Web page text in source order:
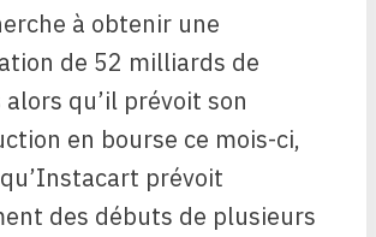
à obtenir une
de 52 milliards de
qu’il prévoit son
en bourse ce mois-ci,
prévoit
des débuts de plusieurs